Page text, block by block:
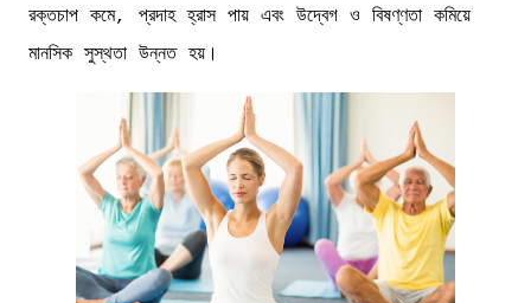
রক্তচাপ কমে, প্রদাহ হ্রাস পায় এবং উদ্বেগ ও বিষণ্ণতা কমিয়ে
মানসিক সুস্থতা উন্নত হয়।